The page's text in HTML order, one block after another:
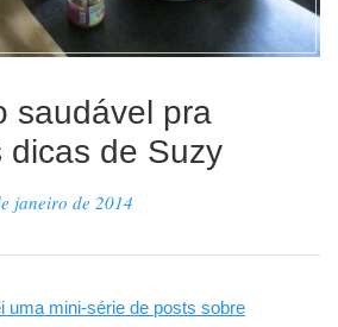
saudável pra
dicas de Suzy
janeiro de 2014
uma mini-série de posts sobre